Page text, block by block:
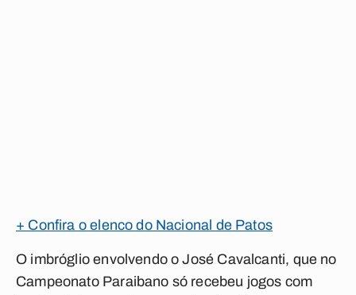
+ Confira o elenco do Nacional de Patos
O imbróglio envolvendo o José Cavalcanti, que no
Campeonato Paraibano só recebeu jogos com